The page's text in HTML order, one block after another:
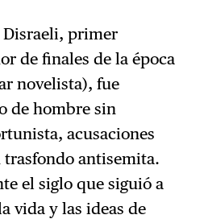
Disraeli, primer
de finales de la época
novelista), fue
de hombre sin
acusaciones
antisemita.
el siglo que siguió a
vida y las ideas de